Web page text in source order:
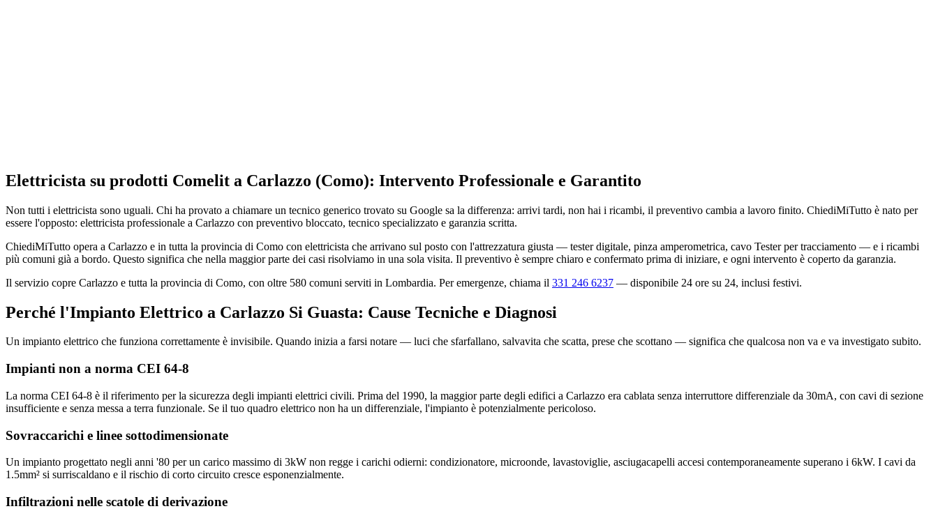
Elettricista su prodotti Comelit a Carlazzo (Como): Intervento Professionale e Garantito
Non tutti i elettricista sono uguali. Chi ha provato a chiamare un tecnico generico trovato su Google sa la differenza: arrivi tardi, non hai i ricambi, il preventivo cambia a lavoro finito. ChiediMiTutto è nato per
essere l'opposto: elettricista professionale a Carlazzo con preventivo bloccato, tecnico specializzato e garanzia scritta.
ChiediMiTutto opera a Carlazzo e in tutta la provincia di Como con elettricista che arrivano sul posto con l'attrezzatura giusta — tester digitale, pinza amperometrica, cavo Tester per tracciamento — e i ricambi
più comuni già a bordo. Questo significa che nella maggior parte dei casi risolviamo in una sola visita. Il preventivo è sempre chiaro e confermato prima di iniziare, e ogni intervento è coperto da garanzia.
Il servizio copre Carlazzo e tutta la provincia di Como, con oltre 580 comuni serviti in Lombardia. Per emergenze, chiama il 331 246 6237 — disponibile 24 ore su 24, inclusi festivi.
Perché l'Impianto Elettrico a Carlazzo Si Guasta: Cause Tecniche e Diagnosi
Un impianto elettrico che funziona correttamente è invisibile. Quando inizia a farsi notare — luci che sfarfallano, salvavita che scatta, prese che scottano — significa che qualcosa non va e va investigato subito.
Impianti non a norma CEI 64-8
La norma CEI 64-8 è il riferimento per la sicurezza degli impianti elettrici civili. Prima del 1990, la maggior parte degli edifici a Carlazzo era cablata senza interruttore differenziale da 30mA, con cavi di sezione
insufficiente e senza messa a terra funzionale. Se il tuo quadro elettrico non ha un differenziale, l'impianto è potenzialmente pericoloso.
Sovraccarichi e linee sottodimensionate
Un impianto progettato negli anni '80 per un carico massimo di 3kW non regge i carichi odierni: condizionatore, microonde, lavastoviglie, asciugacapelli accesi contemporaneamente superano i 6kW. I cavi da
1.5mm² si surriscaldano e il rischio di corto circuito cresce esponenzialmente.
Infiltrazioni nelle scatole di derivazione